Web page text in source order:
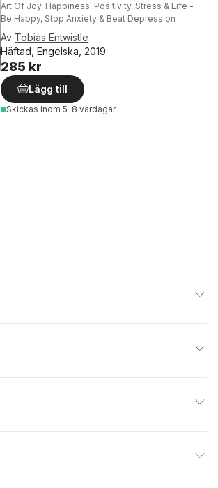
Art Of Joy, Happiness, Positivity, Stress & Life -
Be Happy, Stop Anxiety & Beat Depression
Av Tobias Entwistle
Häftad, Engelska, 2019
285 kr
Lägg till
Skickas inom 5-8 vardagar